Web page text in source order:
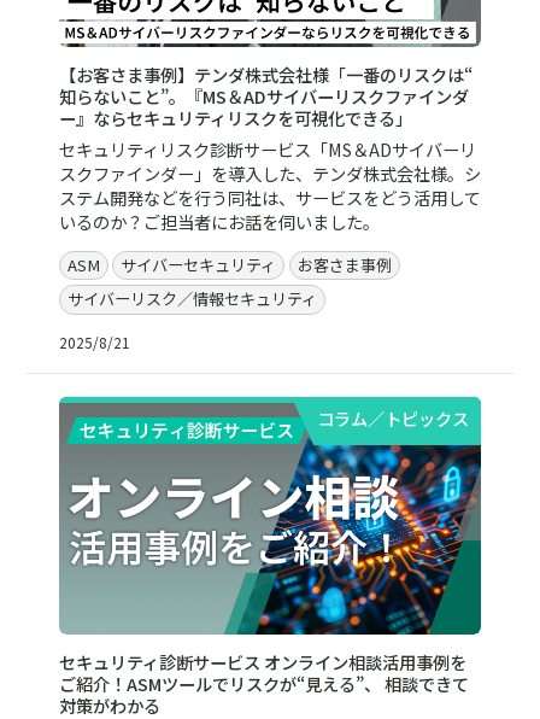
【お客さま事例】テンダ株式会社様「一番のリスクは“
知らないこと”。『MS＆ADサイバーリスクファインダ
ー』ならセキュリティリスクを可視化できる」
セキュリティリスク診断サービス「MS＆ADサイバーリ
スクファインダー」を導入した、テンダ株式会社様。シ
ステム開発などを行う同社は、サービスをどう活用して
いるのか？ご担当者にお話を伺いました。
ASM サイバーセキュリティ
お客さま事例
サイバーリスク／情報セキュリティ
2025/8/21
コラム／トピックス
セキュリティ診断サービス オンライン相談活用事例を
ご紹介！ASMツールでリスクが“見える”、 相談できて
対策がわかる